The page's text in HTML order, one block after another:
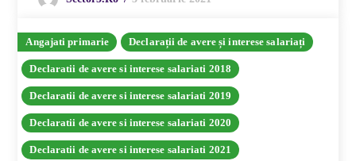
Angajati primarie Declarații de avere și interese salariați
Declaratii de avere si interese salariati 2018
Declaratii de avere si interese salariati 2019
Declaratii de avere si interese salariati 2020
Declaratii de avere si interese salariati 2021